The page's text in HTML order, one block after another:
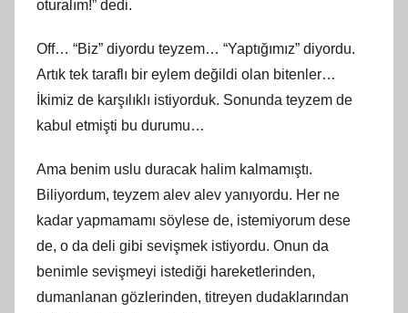
oturalım!” dedi.
Off… “Biz” diyordu teyzem… “Yaptığımız” diyordu.
Artık tek taraflı bir eylem değildi olan bitenler…
İkimiz de karşılıklı istiyorduk. Sonunda teyzem de
kabul etmişti bu durumu…
Ama benim uslu duracak halim kalmamıştı.
Biliyordum, teyzem alev alev yanıyordu. Her ne
kadar yapmamamı söylese de, istemiyorum dese
de, o da deli gibi sevişmek istiyordu. Onun da
benimle sevişmeyi istediği hareketlerinden,
dumanlanan gözlerinden, titreyen dudaklarından